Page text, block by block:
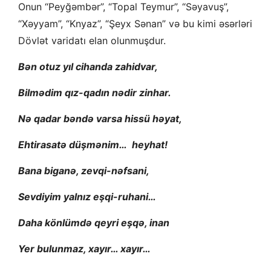
Onun “Peyğəmbər”, “Topal Teymur”, “Səyavuş”,
“Xəyyam”, “Knyaz”, “Şeyx Sənan” və bu kimi əsərləri
Dövlət varidatı elan olunmuşdur.
Bən otuz yıl cihanda zahidvar,
Bilmədim qız-qadın nədir zinhar.
Nə qadar bəndə varsa hissü həyat,
Ehtirasatə düşmənim… heyhat!
Bana biganə, zevqi-nəfsani,
Sevdiyim yalnız eşqi-ruhani…
Daha könlümdə qeyri eşqə, inan
Yer bulunmaz, xayır… xayır…